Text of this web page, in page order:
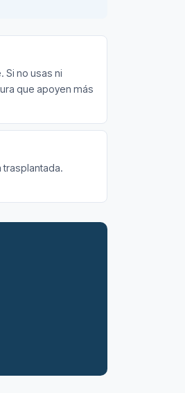
no usas ni
que apoyen más
trasplantada.